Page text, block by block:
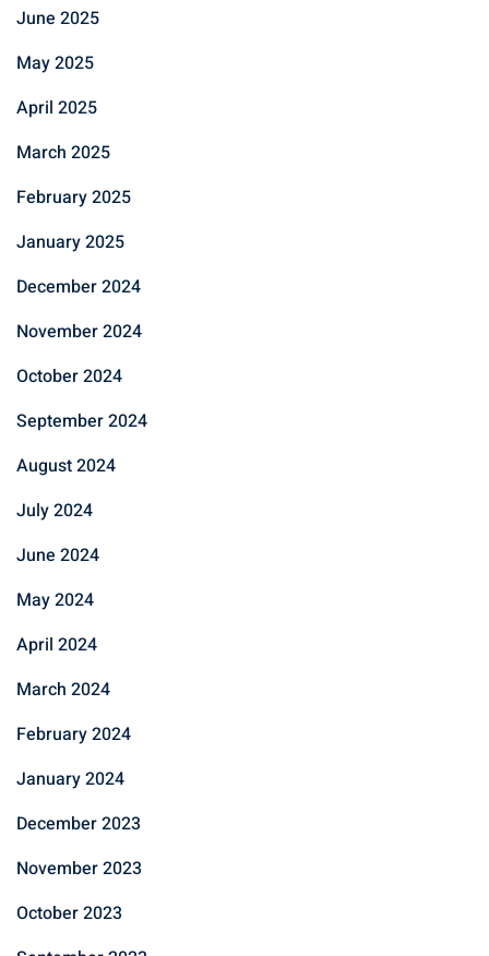
June 2025
May 2025
April 2025
March 2025
February 2025
January 2025
December 2024
November 2024
October 2024
September 2024
August 2024
July 2024
June 2024
May 2024
April 2024
March 2024
February 2024
January 2024
December 2023
November 2023
October 2023